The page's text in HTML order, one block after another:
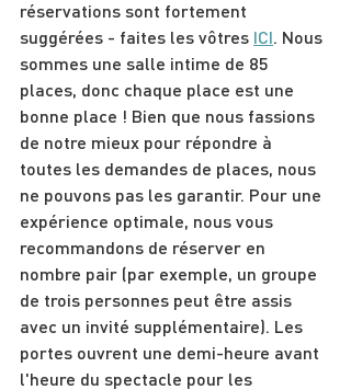
réservations sont fortement
suggérées - faites les vôtres ICI. Nous
sommes une salle intime de 85
places, donc chaque place est une
bonne place ! Bien que nous fassions
de notre mieux pour répondre à
toutes les demandes de places, nous
ne pouvons pas les garantir. Pour une
expérience optimale, nous vous
recommandons de réserver en
nombre pair (par exemple, un groupe
de trois personnes peut être assis
avec un invité supplémentaire). Les
portes ouvrent une demi-heure avant
l'heure du spectacle pour les